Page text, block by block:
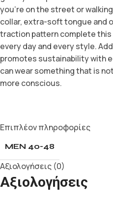
you’re on the street or
collar, extra-soft tongue and
traction pattern complete this
every day and every style.
promotes sustainability with
can wear something that is
more conscious.
Επιπλέον πληροφορίες
MEN 40-48
Αξιολογήσεις (0)
Αξιολογήσεις